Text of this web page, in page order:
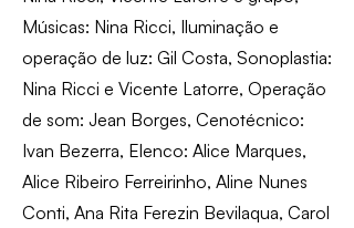
Músicas: Nina Ricci, Iluminação e
operação de luz: Gil Costa, Sonoplastia:
Nina Ricci e Vicente Latorre, Operação
de som: Jean Borges, Cenotécnico:
Ivan Bezerra, Elenco: Alice Marques,
Alice Ribeiro Ferreirinho, Aline Nunes
Conti, Ana Rita Ferezin Bevilaqua, Carol